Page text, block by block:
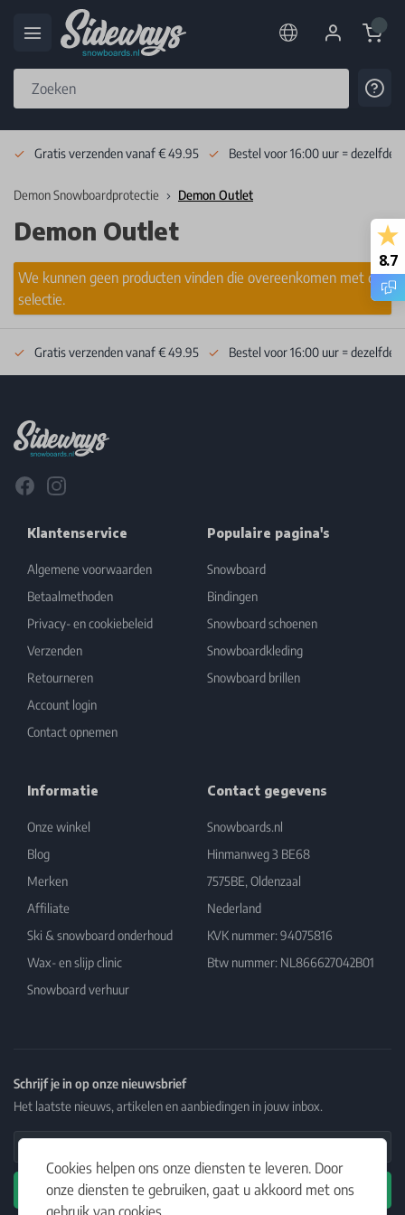
Cart
Gratis verzenden vanaf € 49.95 Bestel voor 16:00 uur = dezelfde
Demon Snowboardprotectie Demon Outlet
Demon Outlet
We kunnen geen producten vinden die overeenkomen met de
selectie.
8.7
Cookies helpen ons onze diensten te leveren. Door
onze diensten te gebruiken, gaat u akkoord met ons
gebruik van cookies.
Gratis verzenden vanaf € 49.95 Bestel voor 16:00 uur = dezelfde
FacebookInstagram
Klantenservice
Algemene voorwaarden
Betaalmethoden
Privacy- en cookiebeleid
Verzenden
Retourneren
Account login
Contact opnemen
Populaire pagina's
Snowboard
Bindingen
Snowboard schoenen
Snowboardkleding
Snowboard brillen
Informatie
Onze winkel
Blog
Merken
Affiliate
Ski & snowboard onderhoud
Wax- en slijp clinic
Snowboard verhuur
Contact gegevens
Snowboards.nl
Hinmanweg 3 BE68
7575BE, Oldenzaal
Nederland
KVK nummer: 94075816
Btw nummer: NL866627042B01
Schrijf je in op onze nieuwsbrief
Het laatste nieuws, artikelen en aanbiedingen in jouw inbox.
Email Address
Abonneren